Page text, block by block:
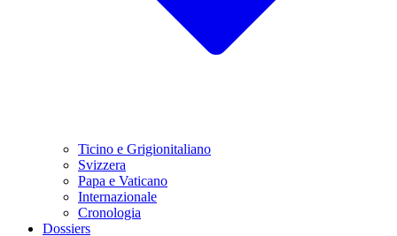
Ticino e Grigionitaliano
Svizzera
Papa e Vaticano
Internazionale
Cronologia
Dossiers